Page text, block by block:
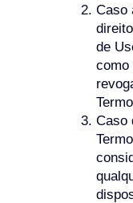
Caso
de
como
Caso